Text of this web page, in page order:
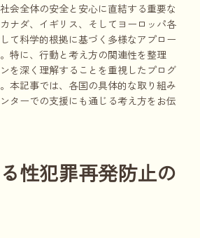
会全体の安全と安心に直結する重要な
ナダ、イギリス、そしてヨーロッパ各
て科学的根拠に基づく多様なアプロー
特に、行動と考え方の関連性を整理
を深く理解することを重視したプログ
本記事では、各国の具体的な取り組み
ターでの支援にも通じる考え方をお伝
性犯罪再発防止の